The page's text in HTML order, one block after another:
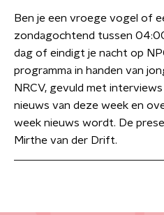
Ben je een vroege vogel of
zondagochtend tussen
dag of eindigt je nacht op
programma in handen van
NRCV, gevuld met
nieuws van deze week en
week nieuws wordt. De
Mirthe van der Drift.